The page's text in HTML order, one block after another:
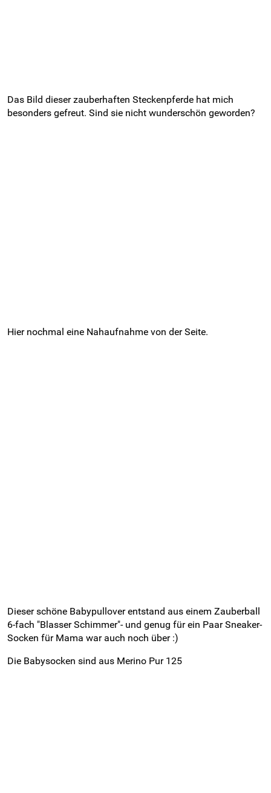
Das Bild dieser zauberhaften Steckenpferde hat mich
besonders gefreut. Sind sie nicht wunderschön geworden?
Hier nochmal eine Nahaufnahme von der Seite.
Dieser schöne Babypullover entstand aus einem Zauberball
6-fach "Blasser Schimmer"- und genug für ein Paar Sneaker-
Socken für Mama war auch noch über :)
Die Babysocken sind aus Merino Pur 125